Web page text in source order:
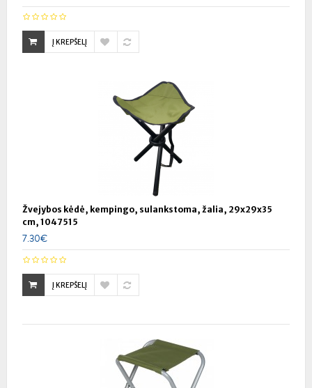
Į KREPŠELĮ
Žvejybos kėdė, kempingo, sulankstoma, žalia, 29x29x35
cm, 1047515
7.30€
Į KREPŠELĮ